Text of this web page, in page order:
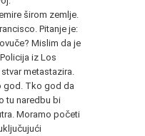
širom zemlje.
Pitanje je:
Mislim da je
iz Los
metastazira.
god. Tko god da
tu naredbu bi
Moramo početi